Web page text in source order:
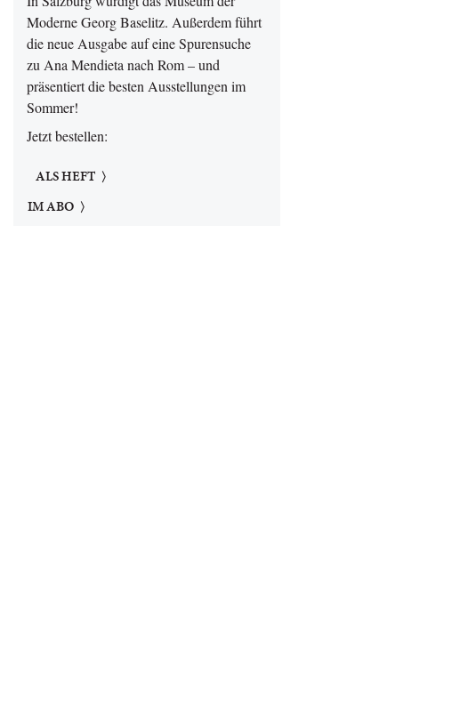
Moderne Georg Baselitz. Außerdem führt
die neue Ausgabe auf eine Spurensuche
zu Ana Mendieta nach Rom – und
präsentiert die besten Ausstellungen im
Sommer!
Jetzt bestellen:
ALS HEFT
IM ABO